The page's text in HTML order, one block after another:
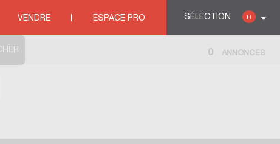
SÉLECTION 0
VENDRE ESPACE PRO
0 ANNONCES